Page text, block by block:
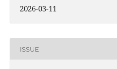
2026-03-11
ISSUE